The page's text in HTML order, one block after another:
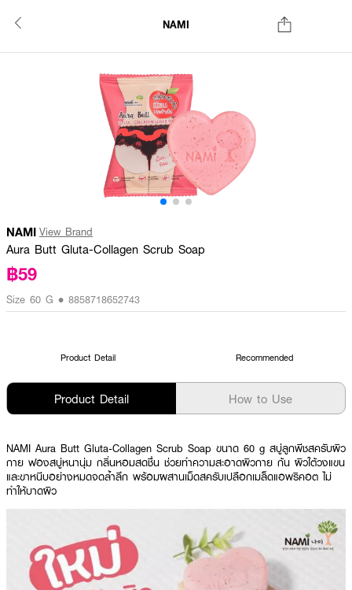
NAMI
NAMI View Brand
Aura Butt Gluta-Collagen Scrub Soap
฿59
Size 60 G • 8858718652743
Product Detail Recommended
Product Detail How to Use
NAMI Aura Butt Gluta-Collagen Scrub Soap ขนาด 60 g สบู่ลูกพีชสครับผิว
กาย ฟองสบู่หนานุ่ม กลิ่นหอมสดชื่น ช่วยทำความสะอาดผิวกาย ก้น ผิวใต้วงแขน
และขาหนีบอย่างหมดจดล้ำลึก พร้อมผสานเม็ดสครับเปลือกเมล็ดแอพริคอต ไม่
ทำให้บาดผิว